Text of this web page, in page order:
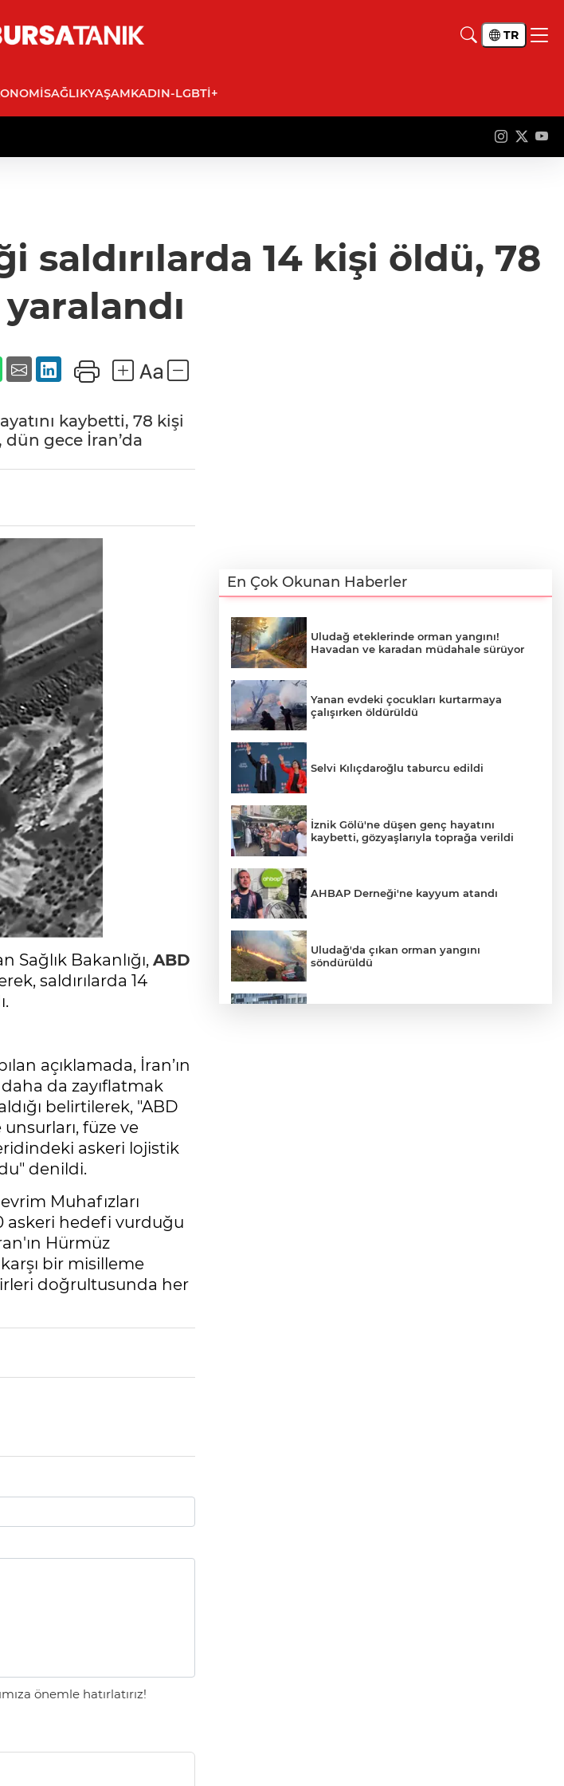
TR
SAĞLIKYAŞAMKADIN-LGBTİ+
saldırılarda 14 kişi öldü, 78
kaybetti, 78 kişi
dün gece İran’da
Sağlık Bakanlığı, ABD
saldırılarda 14
açıklamada, İran’ın
da zayıflatmak
belirtilerek, "ABD
füze ve
askeri lojistik
denildi.
Muhafızları
askeri hedefi vurduğu
Hürmüz
bir misilleme
doğrultusunda her
önemle hatırlatırız!
En Çok Okunan Haberler
Uludağ eteklerinde orman yangını!
Havadan ve karadan müdahale sürüyor
Yanan evdeki çocukları kurtarmaya
çalışırken öldürüldü
Selvi Kılıçdaroğlu taburcu edildi
İznik Gölü'ne düşen genç hayatını
kaybetti, gözyaşlarıyla toprağa verildi
AHBAP Derneği'ne kayyum atandı
Uludağ'da çıkan orman yangını
söndürüldü